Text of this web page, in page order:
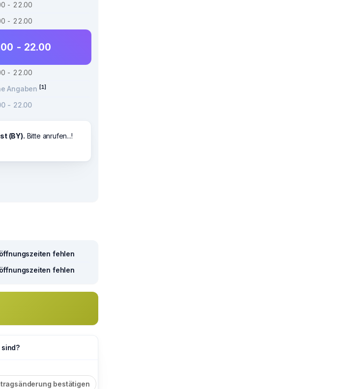
- 22.00
- 22.00
- 22.00
- 22.00
Angaben [1]
- 22.00
(BY). Bitte anrufen...!
fehlen
fehlen
bestätigen